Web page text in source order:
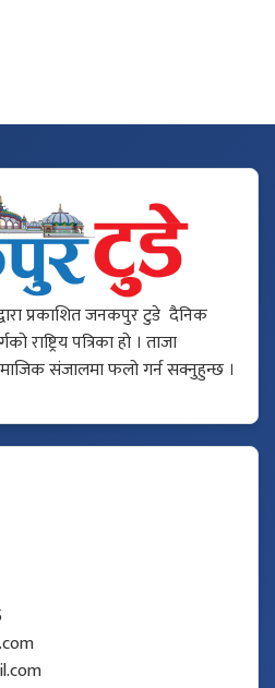
प्रकाशित जनकपुर टुडे दैनिक
राष्ट्रिय पत्रिका हो । ताजा
संजालमा फलो गर्न सक्नुहुन्छ ।